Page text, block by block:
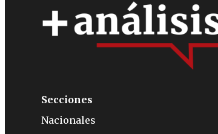
Secciones
Nacionales